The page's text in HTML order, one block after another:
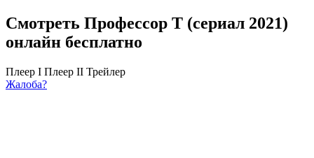
Смотреть Профессор Т (сериал 2021)
онлайн бесплатно
Плеер I Плеер II Трейлер
Жалоба?